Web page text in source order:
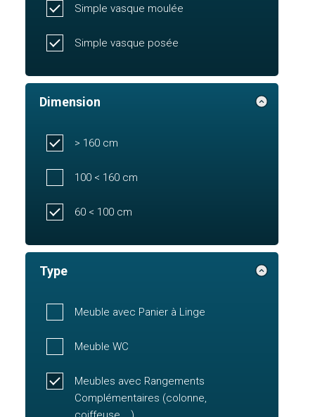
Simple vasque moulée
Simple vasque posée
Dimension
> 160 cm
100 < 160 cm
60 < 100 cm
Type
Meuble avec Panier à Linge
Meuble WC
Meubles avec Rangements
Complémentaires (colonne,